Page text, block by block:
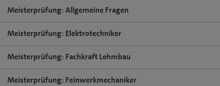
Meisterprüfung: Allgemeine Fragen
Meisterprüfung: Elektrotechniker
Meisterprüfung: Fachkraft Lehmbau
Meisterprüfung: Feinwerkmechaniker